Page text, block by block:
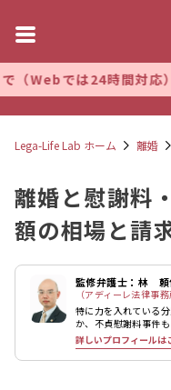
24時間対応）法律相談
Lega-Life Lab ホーム 離婚
離婚と慰謝料
額の相場と請
監修弁護士：林 頼
（アディーレ法律事務
特に力を入れている
か、不貞慰謝料事件
詳しいプロフィールは